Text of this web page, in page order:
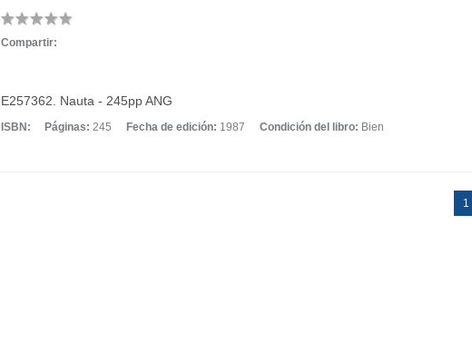
Compartir:
E257362. Nauta - 245pp ANG
ISBN: Páginas: 245 Fecha de edición: 1987 Condición del libro: Bien
1